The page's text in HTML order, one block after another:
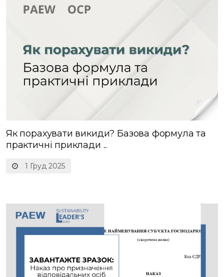
1 Груд 2025
Як порахувати викиди? Базова формула та
практичні приклади ...